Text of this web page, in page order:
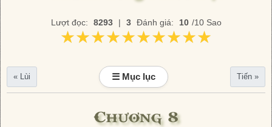
Lượt đọc: 8293 | 3 Đánh giá: 10 /10 Sao
★★★★★★★★★★
★★★★★★★★★★
« Lùi ☰ Mục lục Tiến »
Chương 8